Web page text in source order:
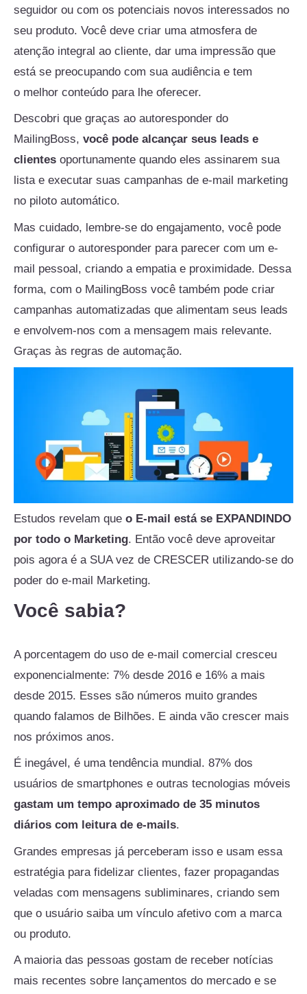
seguidor ou com os potenciais novos interessados no
seu produto. Você deve criar uma atmosfera de
atenção integral ao cliente, dar uma impressão que
está se preocupando com sua audiência e tem
o melhor conteúdo para lhe oferecer.
Descobri que graças ao autoresponder do
MailingBoss, você pode alcançar seus leads e
clientes oportunamente quando eles assinarem sua
lista e executar suas campanhas de e-mail marketing
no piloto automático.
Mas cuidado, lembre-se do engajamento, você pode
configurar o autoresponder para parecer com um e-
mail pessoal, criando a empatia e proximidade. Dessa
forma, com o MailingBoss você também pode criar
campanhas automatizadas que alimentam seus leads
e envolvem-nos com a mensagem mais relevante.
Graças às regras de automação.
Estudos revelam que o E-mail está se EXPANDINDO
por todo o Marketing. Então você deve aproveitar
pois agora é a SUA vez de CRESCER utilizando-se do
poder do e-mail Marketing.
Você sabia?
A porcentagem do uso de e-mail comercial cresceu
exponencialmente: 7% desde 2016 e 16% a mais
desde 2015. Esses são números muito grandes
quando falamos de Bilhões. E ainda vão crescer mais
nos próximos anos.
É inegável, é uma tendência mundial. 87% dos
usuários de smartphones e outras tecnologias móveis
gastam um tempo aproximado de 35 minutos
diários com leitura de e-mails.
Grandes empresas já perceberam isso e usam essa
estratégia para fidelizar clientes, fazer propagandas
veladas com mensagens subliminares, criando sem
que o usuário saiba um vínculo afetivo com a marca
ou produto.
A maioria das pessoas gostam de receber notícias
mais recentes sobre lançamentos do mercado e se